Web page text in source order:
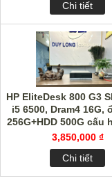
Chi tiết
HP EliteDesk 800 G3
i5 6500, Dram4 16G,
256G+HDD 500G cấu
giá rẻ
3,850,000 ₫
Chi tiết